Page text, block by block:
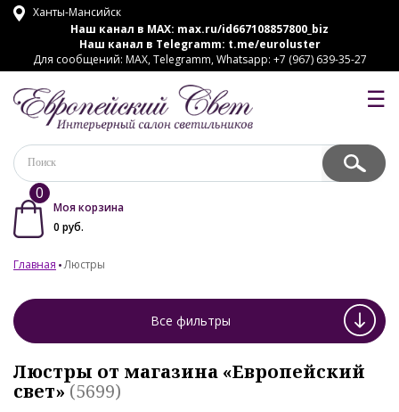
Ханты-Мансийск
Наш канал в MAX: max.ru/id667108857800_biz
Наш канал в Telegramm: t.me/euroluster
Для сообщений: MAX, Telegramm, Whatsapp: +7 (967) 639-35-27
☰
0
Моя корзина
0 руб.
Главная Люстры
Все фильтры
Люстры от магазина «Европейский
свет»(5699)